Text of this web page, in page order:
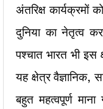
अंतरिक्ष
दुनिया का नेतृत्व
पश्चात भारत भी इस
यह क्षेत्र वैज्ञानिक,
बहुत महत्वपूर्ण